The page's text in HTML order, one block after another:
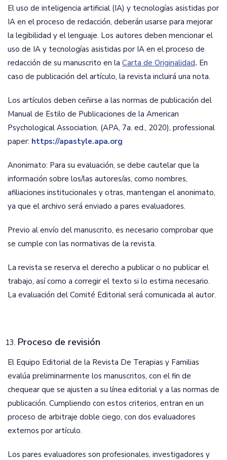
El uso de inteligencia artificial (IA) y tecnologías asistidas por
IA en el proceso de redacción, deberán usarse para mejorar
la legibilidad y el lenguaje. Los autores deben mencionar el
uso de IA y tecnologías asistidas por IA en el proceso de
redacción de su manuscrito en la Carta de Originalidad. En
caso de publicación del artículo, la revista incluirá una nota.
Los artículos deben ceñirse a las normas de publicación del
Manual de Estilo de Publicaciones de la American
Psychological Association, (APA, 7a. ed., 2020), professional
paper: https://apastyle.apa.org
Anonimato: Para su evaluación, se debe cautelar que la
información sobre los/las autores/as, como nombres,
afiliaciones institucionales y otras, mantengan el anonimato,
ya que el archivo será enviado a pares evaluadores.
Previo al envío del manuscrito, es necesario comprobar que
se cumple con las normativas de la revista.
La revista se reserva el derecho a publicar o no publicar el
trabajo, así como a corregir el texto si lo estima necesario.
La evaluación del Comité Editorial será comunicada al autor.
Proceso de revisión
El Equipo Editorial de la Revista De Terapias y Familias
evalúa preliminarmente los manuscritos, con el fin de
chequear que se ajusten a su línea editorial y a las normas de
publicación. Cumpliendo con estos criterios, entran en un
proceso de arbitraje doble ciego, con dos evaluadores
externos por artículo.
Los pares evaluadores son profesionales, investigadores y